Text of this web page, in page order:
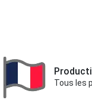
Tous les